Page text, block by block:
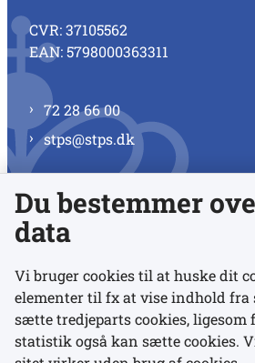
CVR: 37105562
EAN: 5798000363311
72 28 66 00
stps@stps.dk
Se alle kontaktnumre
Links
Du bestemmer
data
Vi bruger cookies til at huske dit
elementer til fx at vise indhold fra
sætte tredjeparts cookies,
statistik også kan sætte cookies.